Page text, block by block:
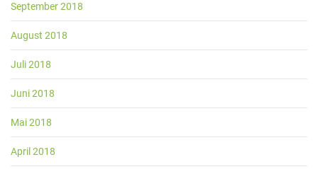
September 2018
August 2018
Juli 2018
Juni 2018
Mai 2018
April 2018